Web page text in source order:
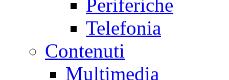
Periferiche
Telefonia
Contenuti
Multimedia